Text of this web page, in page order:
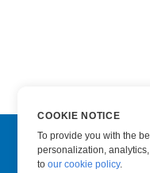
Subscribe to
COOKIE NOTICE
To provide you with the
personalization,
toour cookie policy.